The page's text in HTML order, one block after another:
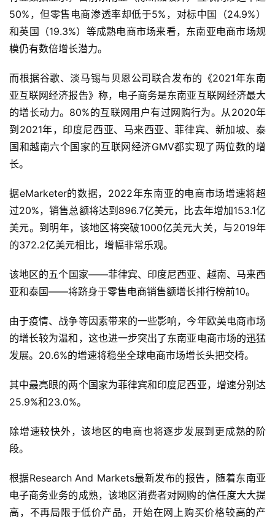
全
球
开
店
跨
境
百
科
媒
营
销
境
导
50%，但零售电商渗透率却低于5%，对标中国（24.9%）
和英国（19.3%）等成熟电商市场来看，东南亚电商市场规
模仍有数倍增长潜力。
而根据谷歌、淡马锡与贝恩公司联合发布的《2021年东南
亚互联网经济报告》称，电子商务是东南亚互联网经济最大
的增长动力。80%的互联网用户有过网购行为。从2020年
到2021年，印度尼西亚、马来西亚、菲律宾、新加坡、泰
国和越南六个国家的互联网经济GMV都实现了两位数的增
长。
据eMarketer的数据，2022年东南亚的电商市场增速将超
过20%，销售总额将达到896.7亿美元，比去年增加153.1亿
美元。到明年，该地区将突破1000亿美元大关，与2019年
的372.2亿美元相比，增幅非常乐观。
该地区的五个国家——菲律宾、印度尼西亚、越南、马来西
亚和泰国——将跻身于零售电商销售额增长排行榜前10。
由于疫情、战争等因素带来的一些影响，今年欧美电商市场
的增长较为温和，这也进一步突出了东南亚电商市场的迅猛
发展。20.6%的增速将稳坐全球电商市场增长头把交椅。
其中最亮眼的两个国家为菲律宾和印度尼西亚，增速分别达
25.9%和23.0%。
除增速较快外，该地区的电商也将逐步发展到更成熟的阶
段。
根据Research And Markets最新发布的报告，随着东南亚
电子商务业务的成熟，该地区消费者对网购的信任度大大提
高，不再局限于低价产品，开始在网上购买价格较高的产